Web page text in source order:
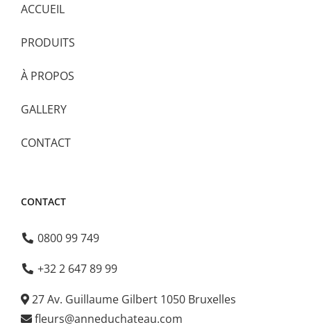
ACCUEIL
PRODUITS
À PROPOS
GALLERY
CONTACT
CONTACT
0800 99 749
+32 2 647 89 99
27 Av. Guillaume Gilbert 1050 Bruxelles
fleurs@anneduchateau.com